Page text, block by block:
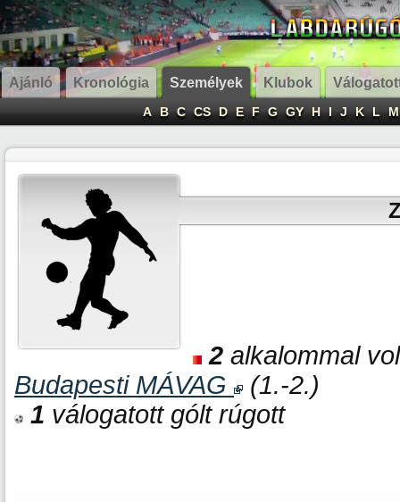
Ajánló Kronológia Személyek Klubok
A B C CS D E F G GY H I J K L M
2 alkalommal
Budapesti MÁVAG
(1.-2.)
1 válogatott gólt rúgott